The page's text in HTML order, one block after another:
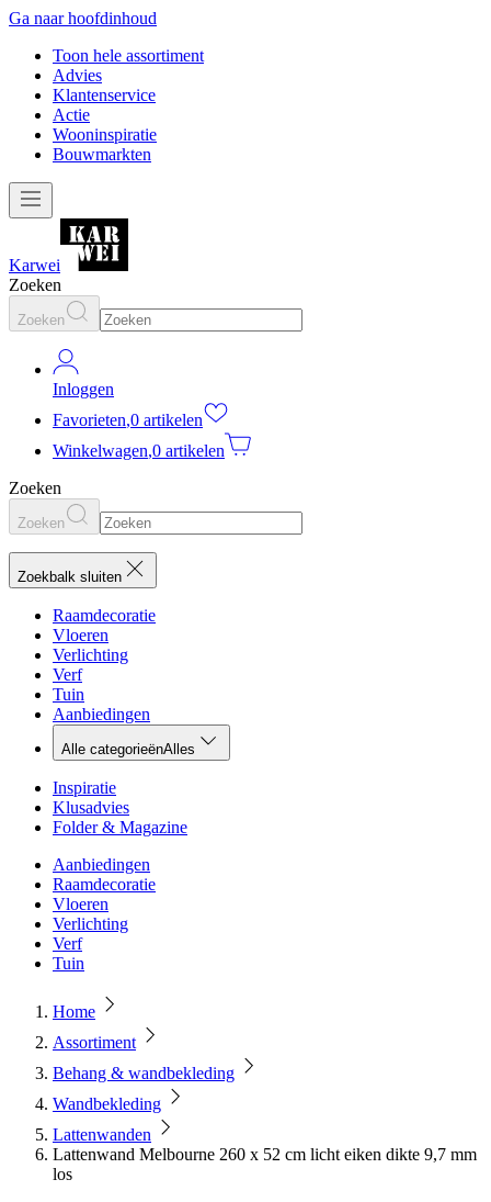
Ga naar hoofdinhoud
Toon hele assortiment
Advies
Klantenservice
Actie
Wooninspiratie
Bouwmarkten
Karwei
Zoeken
Zoeken
Inloggen
Favorieten,0 artikelen
Winkelwagen,0 artikelen
Zoeken
Zoeken
Zoekbalk sluiten
Raamdecoratie
Vloeren
Verlichting
Verf
Tuin
Aanbiedingen
Alle categorieënAlles
Inspiratie
Klusadvies
Folder & Magazine
Aanbiedingen
Raamdecoratie
Vloeren
Verlichting
Verf
Tuin
Home
Assortiment
Behang & wandbekleding
Wandbekleding
Lattenwanden
Lattenwand Melbourne 260 x 52 cm licht eiken dikte 9,7 mm
los